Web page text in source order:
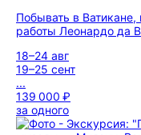
Побывать в
работы Леонардо да
18–24 авг
19–25 сент
...
139 000 ₽
за одного